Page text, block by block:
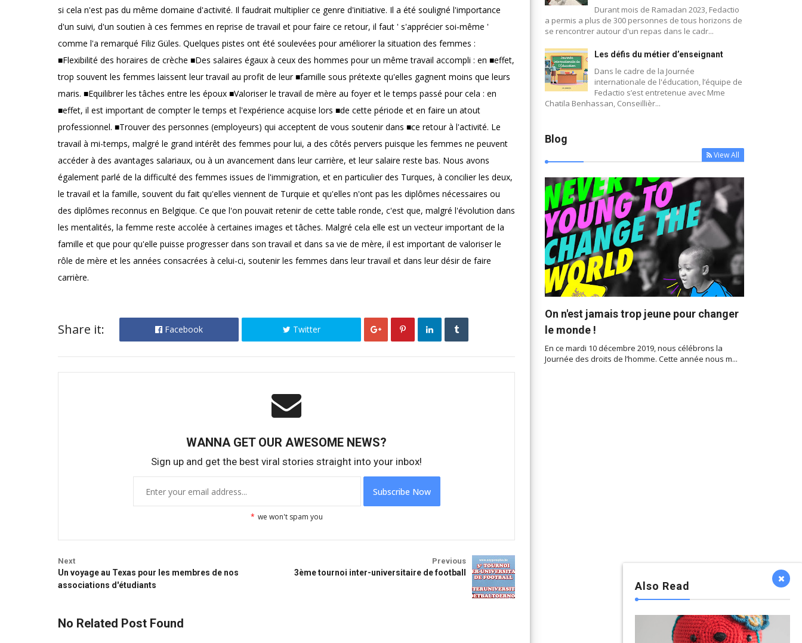
si cela n'est pas du même domaine d'activité. Il faudrait multiplier ce genre d'initiative. Il a été souligné l'importance
d'un suivi, d'un soutien à ces femmes en reprise de travail et pour faire ce retour, il faut ' s'apprécier soi-même '
comme l'a remarqué Filiz Güles. Quelques pistes ont été soulevées pour améliorer la situation des femmes :
■Flexibilité des horaires de crèche ■Des salaires égaux à ceux des hommes pour un même travail accompli : en ■effet,
trop souvent les femmes laissent leur travail au profit de leur ■famille sous prétexte qu'elles gagnent moins que leurs
maris. ■Equilibrer les tâches entre les époux ■Valoriser le travail de mère au foyer et le temps passé pour cela : en
■effet, il est important de compter le temps et l'expérience acquise lors ■de cette période et en faire un atout
professionnel. ■Trouver des personnes (employeurs) qui acceptent de vous soutenir dans ■ce retour à l'activité. Le
travail à mi-temps, malgré le grand intérêt des femmes pour lui, a des côtés pervers puisque les femmes ne peuvent
accéder à des avantages salariaux, ou à un avancement dans leur carrière, et leur salaire reste bas. Nous avons
également parlé de la difficulté des femmes issues de l'immigration, et en particulier des Turques, à concilier les deux,
le travail et la famille, souvent du fait qu'elles viennent de Turquie et qu'elles n'ont pas les diplômes nécessaires ou
des diplômes reconnus en Belgique. Ce que l'on pouvait retenir de cette table ronde, c'est que, malgré l'évolution dans
les mentalités, la femme reste accolée à certaines images et tâches. Malgré cela elle est un vecteur important de la
famille et que pour qu'elle puisse progresser dans son travail et dans sa vie de mère, il est important de valoriser le
rôle de mère et les années consacrées à celui-ci, soutenir les femmes dans leur travail et dans leur désir de faire
carrière.
Share it: Facebook Twitter
WANNA GET OUR AWESOME NEWS?
Sign up and get the best viral stories straight into your inbox!
* we won't spam you
Next
Un voyage au Texas pour les membres de nos
associations d'étudiants
Previous
3ème tournoi inter-universitaire de football
No Related Post Found
Durant mois de Ramadan 2023, Fedactio
a permis a plus de 300 personnes de tous horizons de
se rencontrer autour d'un repas dans le cadr...
Les défis du métier d’enseignant
Dans le cadre de la Journée
internationale de l'éducation, l’équipe de
Fedactio s’est entretenue avec Mme
Chatila Benhassan, Conseillièr...
Blog
View All
Blog
On n'est jamais trop jeune pour changer
le monde !
En ce mardi 10 décembre 2019, nous célébrons la
Journée des droits de l’homme. Cette année nous m...
Also Read